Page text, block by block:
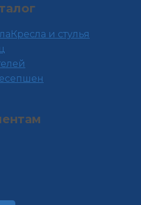
Кресла и стулья